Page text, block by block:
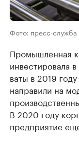
Фото: пресс-служба
Промышленная
инвестировала
ваты в 2019
направили на
В 2020 году
предприятие